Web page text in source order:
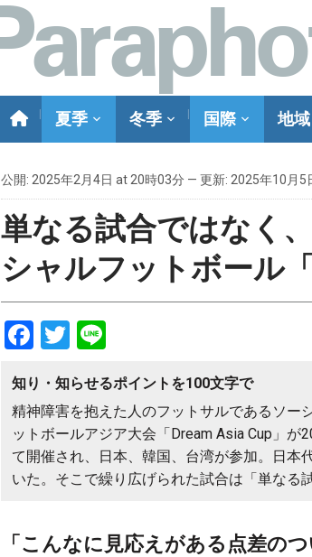
夏季 冬季 国際 地域
公開: 2025年2月4日 at 20時03分 — 更新: 2025年10月5
単なる試合ではなく
シャルフットボール
Facebook
Twitter
知り・知らせるポイントを100文字で
精神障害を抱えた人のフットサルであるソー
ットボールアジア大会「Dream Asia Cup」
て開催され、日本、韓国、台湾が参加。日本
いた。そこで繰り広げられた試合は「単なる
「こんなに見応えがある点差の